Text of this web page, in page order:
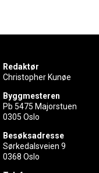
Redaktør
Christopher Kunøe
Byggmesteren
Pb 5475 Majorstuen
0305 Oslo
Besøksadresse
Sørkedalsveien 9
0368 Oslo